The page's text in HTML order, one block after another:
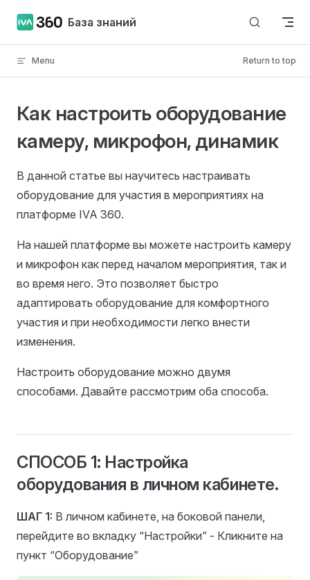
Skip to contentБаза знаний
Menu Return to top
Как настроить оборудование
камеру, микрофон, динамик
В данной статье вы научитесь настраивать
оборудование для участия в мероприятиях на
платформе IVA 360.
На нашей платформе вы можете настроить камеру
и микрофон как перед началом мероприятия, так и
во время него. Это позволяет быстро
адаптировать оборудование для комфортного
участия и при необходимости легко внести
изменения.
Настроить оборудование можно двумя
способами. Давайте рассмотрим оба способа.
СПОСОБ 1: Настройка
оборудования в личном кабинете.
ШАГ 1: В личном кабинете, на боковой панели,
перейдите во вкладку “Настройки” - Кликните на
пункт “Оборудование”